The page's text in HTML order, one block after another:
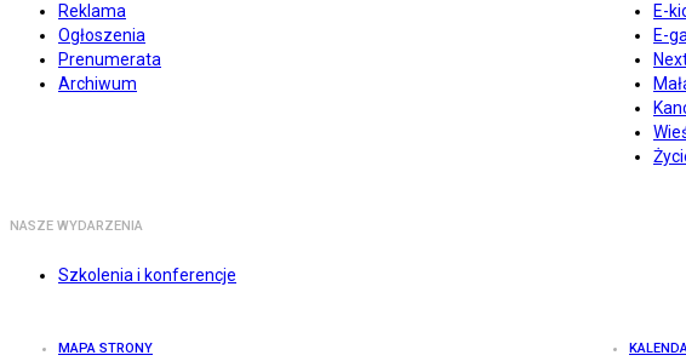
Reklama
Ogłoszenia
Prenumerata
Archiwum
E-
E-
NASZE WYDARZENIA
Szkolenia i konferencje
MAPA STRONY